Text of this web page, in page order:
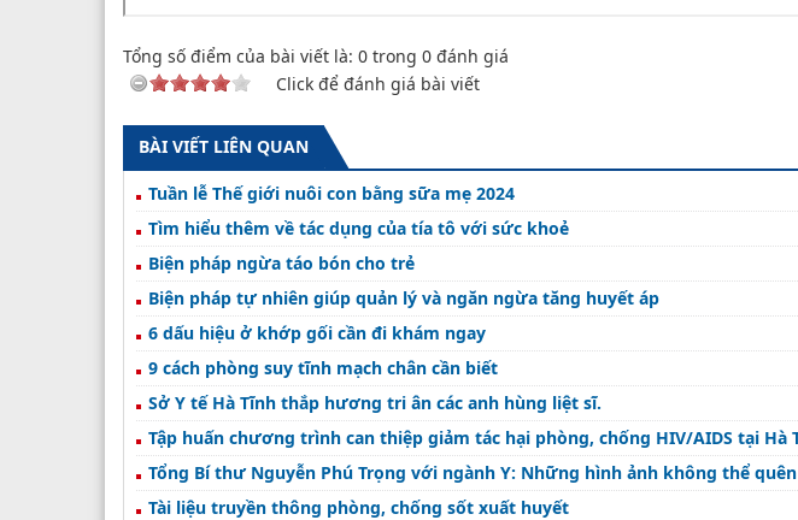
Tổng số điểm của bài viết là: 0 trong 0 đánh giá
Click để đánh giá bài viết
BÀI VIẾT LIÊN QUAN
Tuần lễ Thế giới nuôi con bằng sữa mẹ 2024
Tìm hiểu thêm về tác dụng của tía tô với sức khoẻ
Biện pháp ngừa táo bón cho trẻ
Biện pháp tự nhiên giúp quản lý và ngăn ngừa tăng huyết áp
6 dấu hiệu ở khớp gối cần đi khám ngay
9 cách phòng suy tĩnh mạch chân cần biết
Sở Y tế Hà Tĩnh thắp hương tri ân các anh hùng liệt sĩ.
Tập huấn chương trình can thiệp giảm tác hại phòng, chống HIV/AIDS tại Hà
Tổng Bí thư Nguyễn Phú Trọng với ngành Y: Những hình ảnh không thể quên
Tài liệu truyền thông phòng, chống sốt xuất huyết